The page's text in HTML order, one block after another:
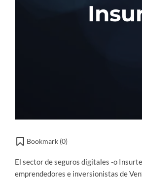
Bookmark (0)
El sector de seguros digitales -o
emprendedores e inversionistas de